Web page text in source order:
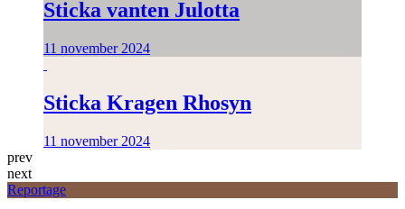
Sticka vanten Julotta
11 november 2024
Sticka Kragen Rhosyn
11 november 2024
prev
next
Reportage